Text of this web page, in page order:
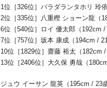
1位［326位］バラダランタホリ 玲
2位［335位］八重樫 ショーン龍（
6位［540位］ロイ 優太郎（192cm /
7位［757位］坂本 康成（194cm /
10位［1829位］齋藤 裕太（182cm
13位［2406位］大久保 勇哉（
ジュウ イーサン 龍英（195cm / 23